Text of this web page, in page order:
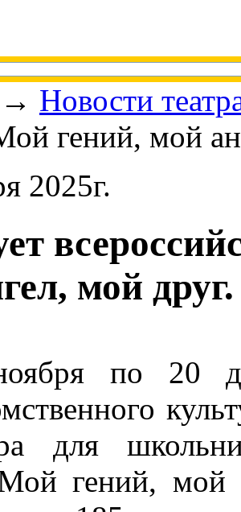
→ Новости
гений, мой
2025г.
мой
по 20
для
гений, мой